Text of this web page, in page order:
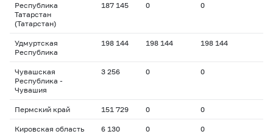
Республика
Татарстан
(Татарстан)
187 145 0 0
Удмуртская
Республика
198 144 198 144 198 144
Чувашская
Республика -
Чувашия
3 256 0 0
Пермский край 151 729 0 0
Кировская область 6 130 0 0